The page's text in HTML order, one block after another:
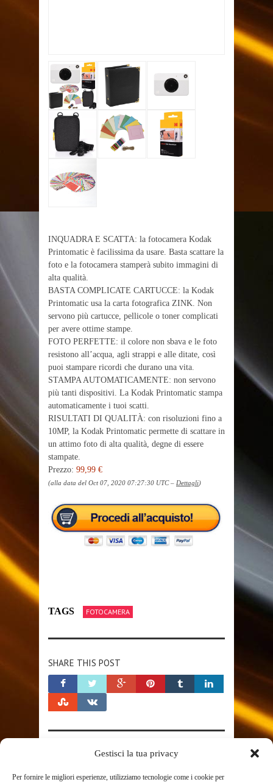
Gestisci la tua privacy
Per fornire le migliori esperienze, utilizziamo tecnologie come i cookie per
INQUADRA E SCATTA: la fotocamera Kodak
Printomatic è facilissima da usare. Basta scattare la
foto e la fotocamera stamperà subito immagini di
alta qualità.
BASTA COMPLICATE CARTUCCE: la Kodak
Printomatic usa la carta fotografica ZINK. Non
servono più cartucce, pellicole o toner complicati
per avere ottime stampe.
FOTO PERFETTE: il colore non sbava e le foto
resistono all’acqua, agli strappi e alle ditate, così
puoi stampare ricordi che durano una vita.
STAMPA AUTOMATICAMENTE: non servono
più tanti dispositivi. La Kodak Printomatic stampa
automaticamente i tuoi scatti.
RISULTATI DI QUALITÀ: con risoluzioni fino a
10MP, la Kodak Printomatic permette di scattare in
un attimo foto di alta qualità, degne di essere
stampate.
Prezzo: 99,99 €
(alla data del Oct 07, 2020 07:27:30 UTC – Dettagli)
TAGS FOTOCAMERA
SHARE THIS POST
RELATED POSTS